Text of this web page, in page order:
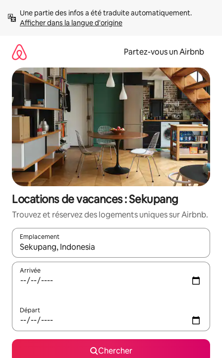
directement
Afficher dans la langue d'origine
Partez-vous un Airbnb
Locations de vacances : Sekupang
Trouvez et réservez des logements uniques sur Airbnb.
Emplacement
Quand les résultats sont affichés, parcourez-les en utilisant
Arrivée
Départ
Chercher